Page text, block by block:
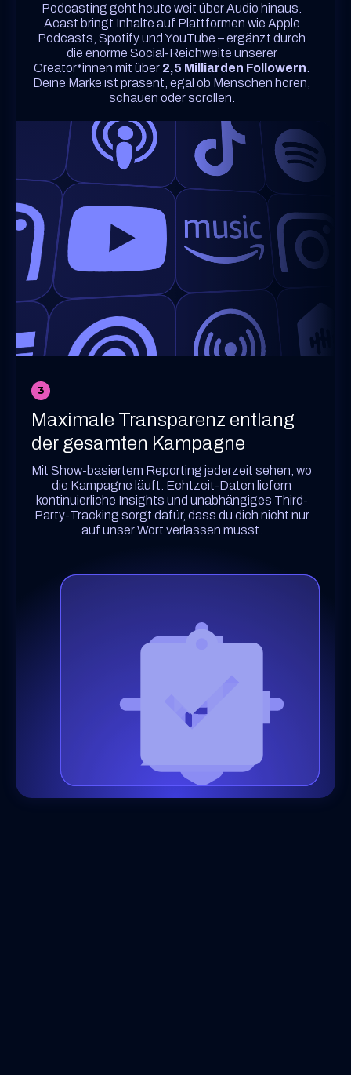
Podcasting geht heute weit über Audio hinaus.
Acast bringt Inhalte auf Plattformen wie Apple
Podcasts, Spotify und YouTube – ergänzt durch
die enorme Social-Reichweite unserer
Creator*innen mit über 2,5 Milliarden Followern
Deine Marke ist präsent, egal ob Menschen hören,
schauen oder scrollen.
3
Maximale Transparenz entlang
der gesamten Kampagne
Mit Show-basiertem Reporting jederzeit sehen, wo
die Kampagne läuft. Echtzeit-Daten liefern
kontinuierliche Insights und unabhängiges Third-
Party-Tracking sorgt dafür, dass du dich nicht nur
auf unser Wort verlassen musst.